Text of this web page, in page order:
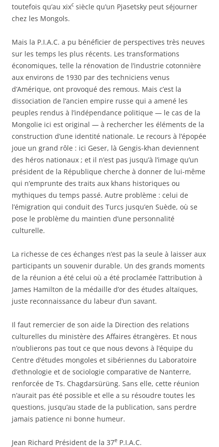
toutefois qu’au xixc siècle qu’un Pjasetsky peut séjourner
chez les Mongols.
Mais la P.I.A.С. a pu bénéficier de perspectives très neuves
sur les temps les plus récents. Les transformations
économiques, telle la rénovation de l’industrie cotonnière
aux environs de 1930 par des techniciens venus
d’Amérique, ont provoqué des remous. Mais c’est la
dissociation de l’ancien empire russe qui a amené les
peuples rendus à l’indépendance politique — le cas de la
Mongolie ici est original — à rechercher les éléments de la
construction d’une identité nationale. Le recours à l’épopée
joue un grand rôle : ici Geser, là Gengis-khan deviennent
des héros nationaux ; et il n’est pas jusqu’à l’image qu’un
président de la République cherche à donner de lui-même
qui n’emprunte des traits aux khans historiques ou
mythiques du temps passé. Autre problème : celui de
l’émigration qui conduit des Turcs jusqu’en Suède, où se
pose le problème du maintien d’une personnalité
culturelle.
La richesse de ces échanges n’est pas la seule à laisser aux
participants un souvenir durable. Un des grands moments
de la réunion a été celui où a été proclamée l’attribution à
James Hamilton de la médaille d’or des études altaïques,
juste reconnaissance du labeur d’un savant.
Il faut remercier de son aide la Direction des relations
culturelles du ministère des Affaires étrangères. Et nous
n’oublierons pas tout ce que nous devons à l’équipe du
Centre d’études mongoles et sibériennes du Laboratoire
d’ethnologie et de sociologie comparative de Nanterre,
renforcée de Ts. Chagdarsürüng. Sans elle, cette réunion
n’aurait pas été possible et elle a su résoudre toutes les
questions, jusqu’au stade de la publication, sans perdre
jamais patience ni bonne humeur.
Jean Richard Président de la 37e P.I.A.C.